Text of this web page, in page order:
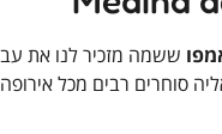
ששמה מזכיר לנו את
סוחרים רבים מכל